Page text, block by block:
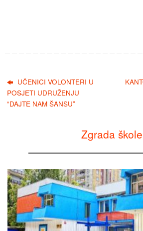
UČENICI VOLONTERI U
POSJETI UDRUŽENJU
“DAJTE NAM ŠANSU”
Zgrada škole